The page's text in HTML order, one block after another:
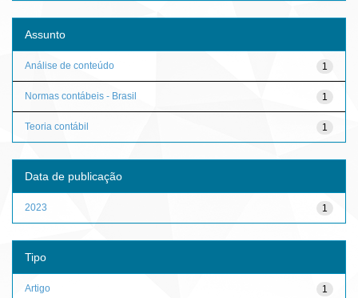
Assunto
1
Análise de conteúdo
1
Normas contábeis - Brasil
1
Teoria contábil
Data de publicação
1
2023
Tipo
1
Artigo